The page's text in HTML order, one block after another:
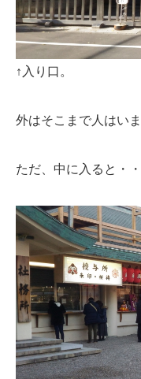
↑入り口。
外はそこまで人はい
ただ、中に入ると・・